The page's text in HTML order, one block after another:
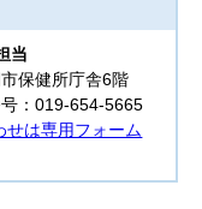
当
保健所庁舎6階
：019-654-5665
は専用フォーム